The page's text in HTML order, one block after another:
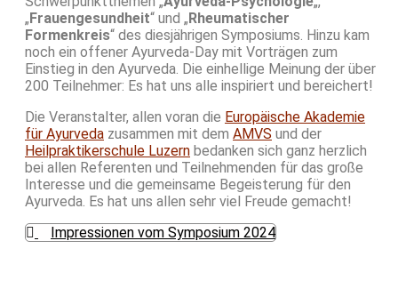
„ Frauengesundheit“ und „ Rheumatischer
Formenkreis“ des diesjährigen Symposiums. Hinzu kam
noch ein offener Ayurveda-Day mit Vorträgen zum
Einstieg in den Ayurveda. Die einhellige Meinung der über
200 Teilnehmer: Es hat uns alle inspiriert und bereichert!
Die Veranstalter, allen voran die Europäische Akademie
für Ayurveda zusammen mit dem AMVS und der
Heilpraktikerschule Luzern bedanken sich ganz herzlich
bei allen Referenten und Teilnehmenden für das große
Interesse und die gemeinsame Begeisterung für den
Ayurveda. Es hat uns allen sehr viel Freude gemacht!
Impressionen vom Symposium 2024